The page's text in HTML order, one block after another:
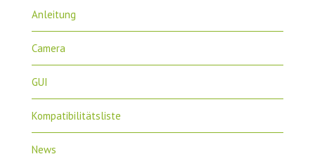
Anleitung
Camera
GUI
Kompatibilitätsliste
News